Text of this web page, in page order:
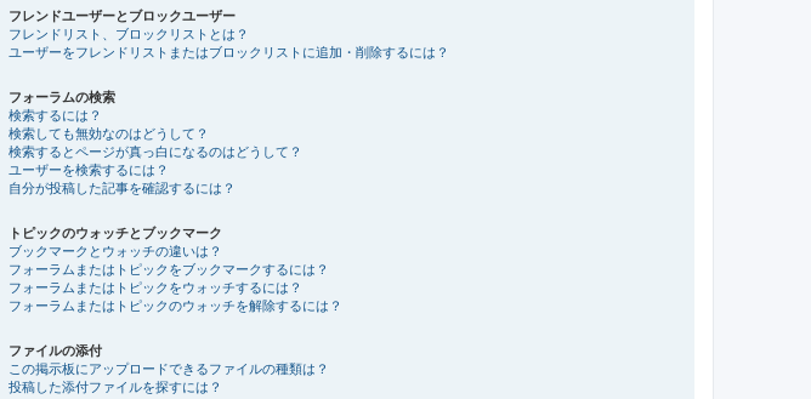
フレンドユーザーとブロックユーザー
フレンドリスト、ブロックリストとは？
ユーザーをフレンドリストまたはブロックリストに追加・削除するには？
フォーラムの検索
検索するには？
検索しても無効なのはどうして？
検索するとページが真っ白になるのはどうして？
ユーザーを検索するには？
自分が投稿した記事を確認するには？
トピックのウォッチとブックマーク
ブックマークとウォッチの違いは？
フォーラムまたはトピックをブックマークするには？
フォーラムまたはトピックをウォッチするには？
フォーラムまたはトピックのウォッチを解除するには？
ファイルの添付
この掲示板にアップロードできるファイルの種類は？
投稿した添付ファイルを探すには？